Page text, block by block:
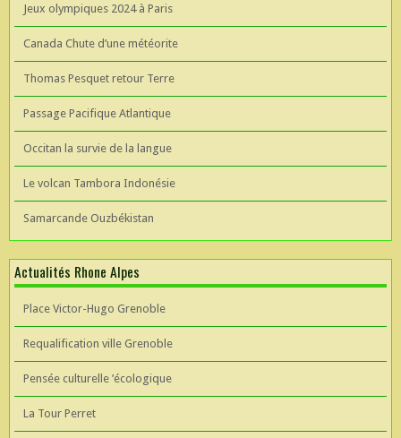
Jeux olympiques 2024 à Paris
Canada Chute d’une météorite
Thomas Pesquet retour Terre
Passage Pacifique Atlantique
Occitan la survie de la langue
Le volcan Tambora Indonésie
Samarcande Ouzbékistan
Actualités Rhone Alpes
Place Victor-Hugo Grenoble
Requalification ville Grenoble
Pensée culturelle ’écologique
La Tour Perret